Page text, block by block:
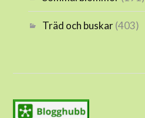
Träd och buskar(403)